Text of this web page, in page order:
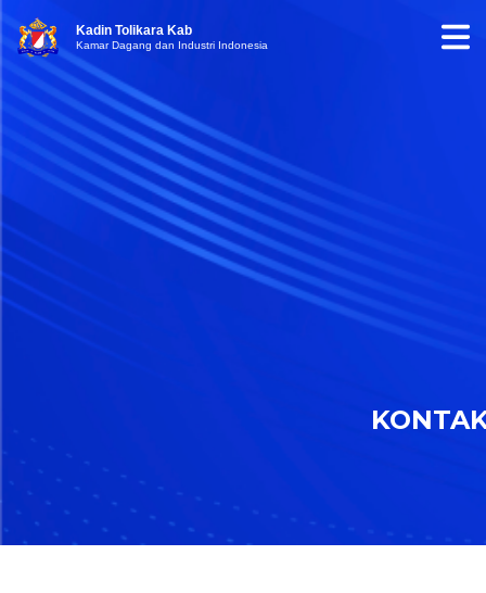
Kadin Tolikara Kab
Kamar Dagang dan Industri Indonesia